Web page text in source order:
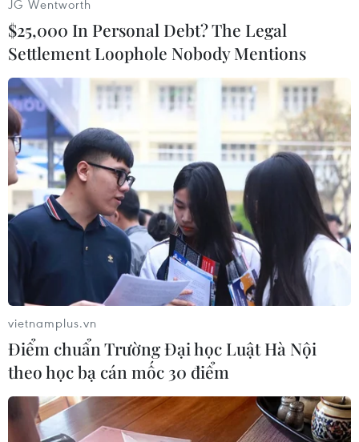
Hoàng Anh Tuấn (Vietnam+)
#TP. HCM #Thủ Thiêm #Bến phà #Du lịch
Theo dõi VietnamPlus
JG Wentworth
$25,000 In Personal Debt? The Legal
Settlement Loophole Nobody Mentions
vietnamplus.vn
Điểm chuẩn Trường Đại học Luật Hà Nội
theo học bạ cán mốc 30 điểm